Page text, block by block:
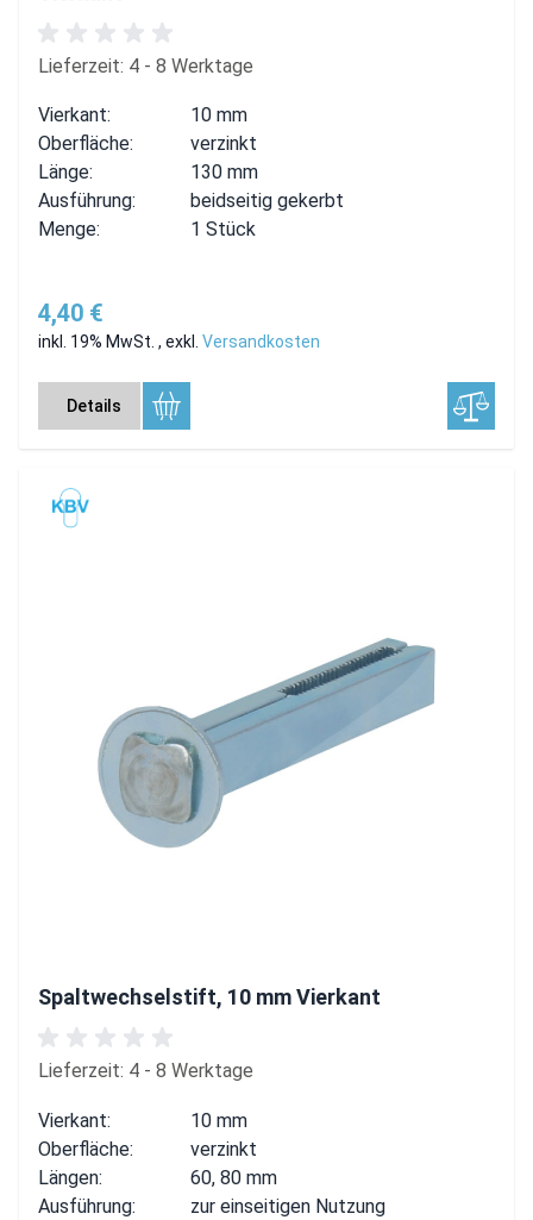
Lieferzeit: 4 - 8 Werktage
Vierkant:
10 mm
Oberfläche:
verzinkt
Länge:
130 mm
Ausführung:
beidseitig gekerbt
Menge:
1 Stück
4,40 €
inkl. 19% MwSt. , exkl. Versandkosten
Details
Spaltwechselstift, 10 mm Vierkant
Lieferzeit: 4 - 8 Werktage
Vierkant:
10 mm
Oberfläche:
verzinkt
Längen:
60, 80 mm
Ausführung:
zur einseitigen Nutzung